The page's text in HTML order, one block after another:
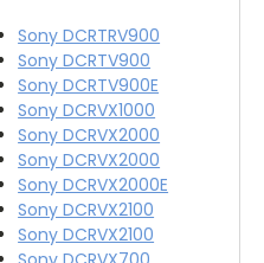
Sony DCRTRV900
Sony DCRTV900
Sony DCRTV900E
Sony DCRVX1000
Sony DCRVX2000
Sony DCRVX2000
Sony DCRVX2000E
Sony DCRVX2100
Sony DCRVX2100